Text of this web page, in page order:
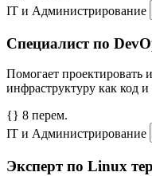
IT и Администрирование
Специалист по
Помогает проектировать
инфраструктуру как код
{} 8 перем.
IT и Администрирование
Эксперт по Linux